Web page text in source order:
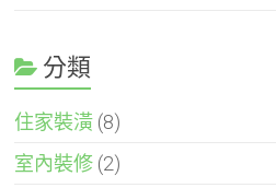
分類
住家裝潢 (8)
室內裝修 (2)